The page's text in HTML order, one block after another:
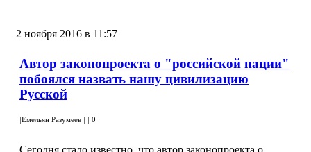
2 ноября 2016 в 11:57
Автор законопроекта о "российской нации"
побоялся назвать нашу цивилизацию
Русской
|Емельян Разумеев | | 0